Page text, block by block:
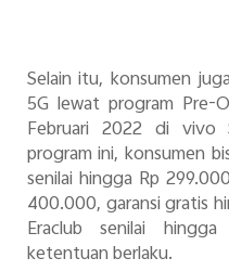
Selain itu, konsumen
5G lewat program Pre-
Februari 2022 di vivo
program ini, konsumen
senilai hingga Rp
400.000, garansi gratis
Eraclub senilai
ketentuan berlaku.